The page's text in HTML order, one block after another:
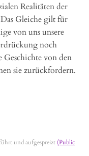
Realitäten der
Gleiche gilt für
von uns unsere
noch
Geschichte von den
sie zurückfordern.
und aufgespreizt (Public